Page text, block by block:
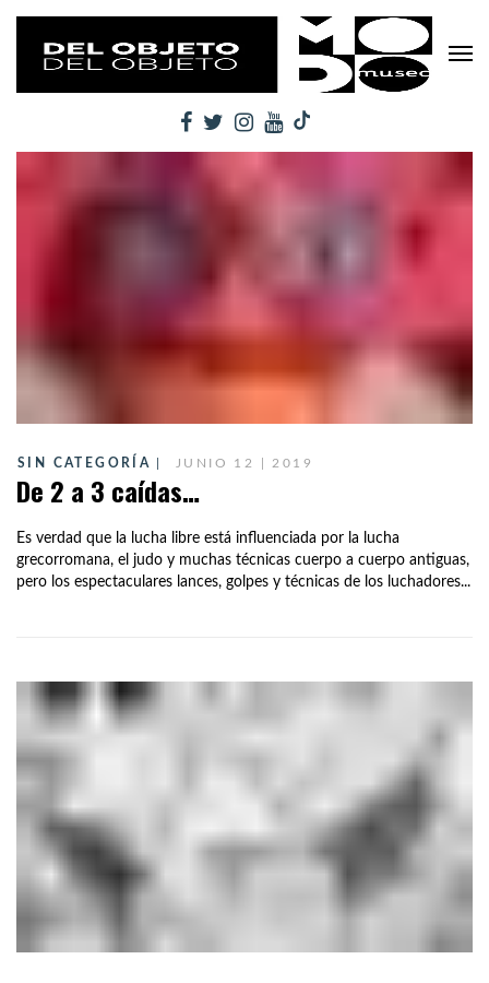
SIN CATEGORÍA JUNIO 12 | 2019
De 2 a 3 caídas…
Es verdad que la lucha libre está influenciada por la lucha
grecorromana, el judo y muchas técnicas cuerpo a cuerpo antiguas,
pero los espectaculares lances, golpes y técnicas de los luchadores...